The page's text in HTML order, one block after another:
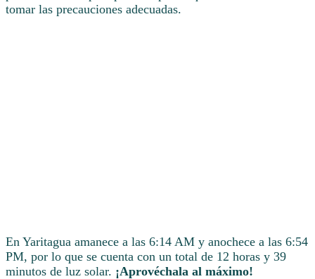
tomar las precauciones adecuadas.
En Yaritagua amanece a las 6:14 AM y anochece a las 6:54
PM, por lo que se cuenta con un total de 12 horas y 39
minutos de luz solar. ¡Aprovéchala al máximo!